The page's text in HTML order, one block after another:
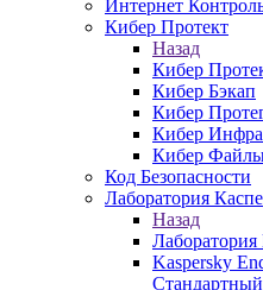
Интернет
Кибер Протект
Назад
Кибер
Кибер Бэкап
Кибер
Кибер
Кибер
Код Безопасности
Лаборатория
Назад
Лаборатория
Kaspersky
Стандартный